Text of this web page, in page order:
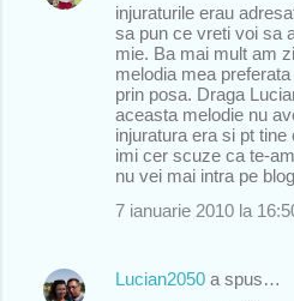
injuraturile erau
sa pun ce vreti voi sa
mie. Ba mai mult am
melodia mea
prin posa. Draga
aceasta melodie nu
injuratura era si pt
imi cer scuze ca te-
nu vei mai intra pe
7 ianuarie 2010 la
Lucian2050 a spus…